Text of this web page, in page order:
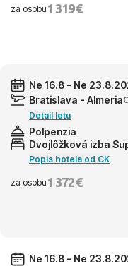
za osobu 1 319 €
Ne 16.8 - Ne
Bratislava - Almeria
Detail letu
Polpenzia
Dvojlôžková izba
Popis hotela od CK
za osobu 1 372 €
Ne 16.8 - Ne